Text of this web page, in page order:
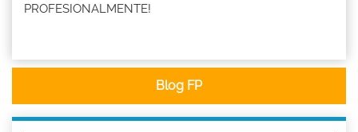
PROFESIONALMENTE!
Blog FP